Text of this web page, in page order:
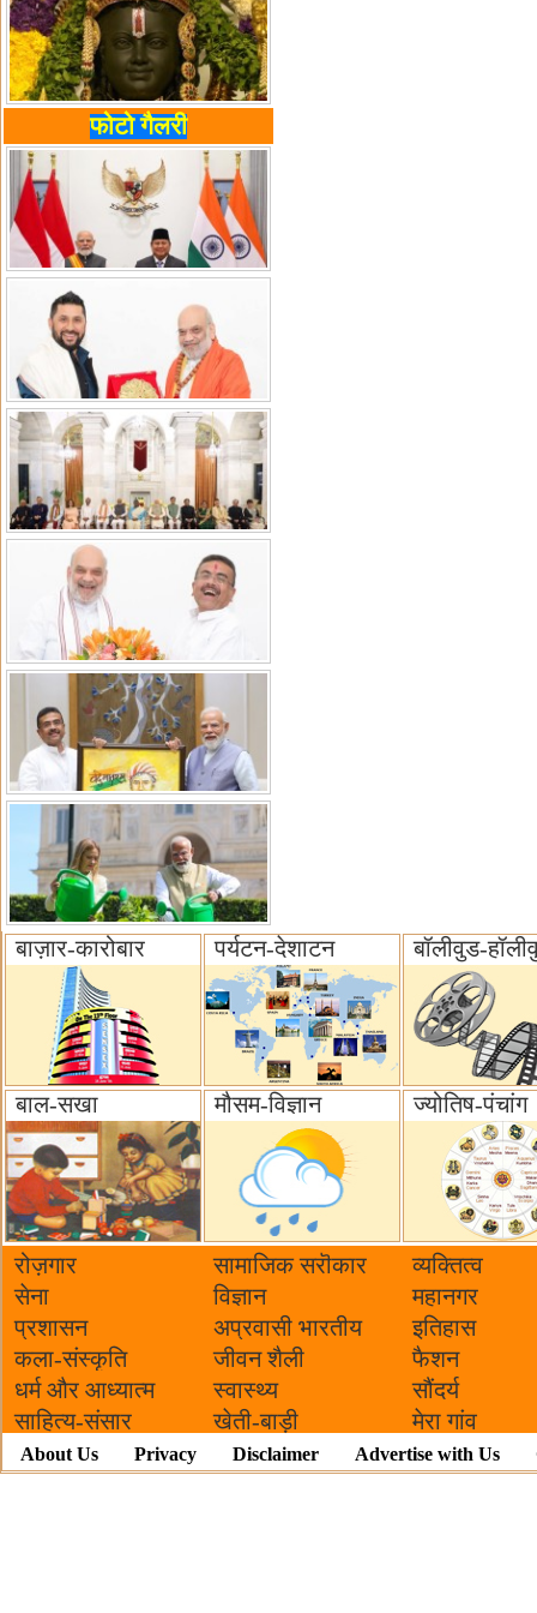
फोटो गैलरी
बाज़ार-कारोबार पर्यटन-देशाटन बॉलीवुड-
बाल-सखा मौसम-विज्ञान ज्योतिष-पंचांग
रोज़गार सामाजिक सरॊकार‌
व्यक्तित्व
सेना
विज्ञान
महानगर
प्रशासन
अप्रवासी भारतीय
इतिहास
कला-संस्कृति
जीवन शैली
फैशन
धर्म और आध्यात्म
स्वास्थ्य
सौंदर्य
साहित्य-संसार
खेती-बाड़ी मेरा गांव
About Us Privacy Disclaimer Advertise with Us